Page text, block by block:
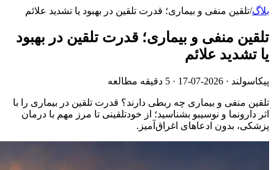
بلاگ/تلقین منفی و بیماری؛ قدرت تلقین در بهبود یا تشدید علائم
تلقین منفی و بیماری؛ قدرت تلقین در بهبود
یا تشدید علائم
پیکاسولند · 2026-07-17 · 5 دقیقه مطالعه
تلقین منفی و بیماری چه ربطی دارند؟ قدرت تلقین در بیماری را با
اثر دارونما و نوسیبو بشناسید؛ از خودتلقینی تا مرز مهم با درمان
پزشکی، بدون ادعاهای اغراق‌آمیز.